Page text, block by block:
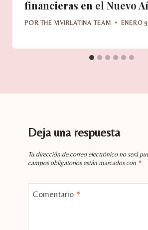
financieras en el Nuevo
POR THE VIVIRLATINA TEAM ENERO
Deja una respuesta
Tu dirección de correo electrónico no será
campos obligatorios están marcados con *
Comentario *